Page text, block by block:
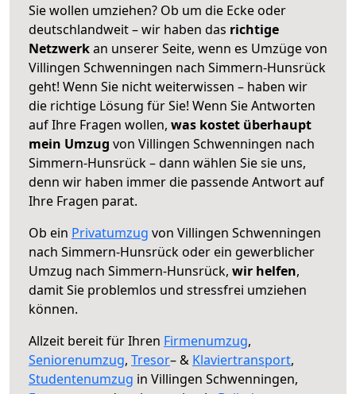
Sie wollen umziehen? Ob um die Ecke oder
deutschlandweit – wir haben das richtige
Netzwerkan unserer Seite, wenn es Umzüge von
Villingen Schwenningen nach Simmern-Hunsrück
geht! Wenn Sie nicht weiterwissen – haben wir
die richtige Lösung für Sie! Wenn Sie Antworten
auf Ihre Fragen wollen, was kostet überhaupt
mein Umzug von Villingen Schwenningen nach
Simmern-Hunsrück – dann wählen Sie sie uns,
denn wir haben immer die passende Antwort auf
Ihre Fragen parat.
Ob ein Privatumzug von Villingen Schwenningen
nach Simmern-Hunsrück oder ein gewerblicher
Umzug nach Simmern-Hunsrück, wir helfen,
damit Sie problemlos und stressfrei umziehen
können.
Allzeit bereit für Ihren Firmenumzug,
Seniorenumzug, Tresor– & Klaviertransport,
Studentenumzug in Villingen Schwenningen,